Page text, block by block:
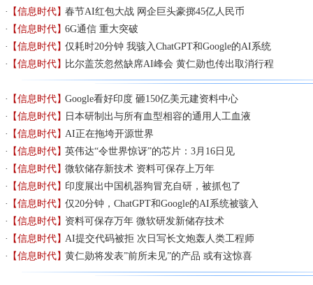
【信息时代】春节AI红包大战 网企巨头豪掷45亿人民币
【信息时代】6G通信 重大突破
【信息时代】仅耗时20分钟 我骇入ChatGPT和Google的AI系统
【信息时代】 比尔盖茨忽然缺席AI峰会 黄仁勋也传出取消行程
【信息时代】Google看好印度 砸150亿美元建资料中心
【信息时代】 日本研制出与所有血型相容的通用人工血液
【信息时代】AI正在拖垮开源世界
【信息时代】英伟达“令世界惊讶”的芯片：3月16日见
【信息时代】微软储存新技术 资料可保存上万年
【信息时代】印度展出中国机器狗冒充自研，被抓包了
【信息时代】仅20分钟，ChatGPT和Google的AI系统被骇入
【信息时代】资料可保存万年 微软研发新储存技术
【信息时代】AI提交代码被拒 次日写长文炮轰人类工程师
【信息时代】黄仁勋将发表”前所未见”的产品 或有这惊喜